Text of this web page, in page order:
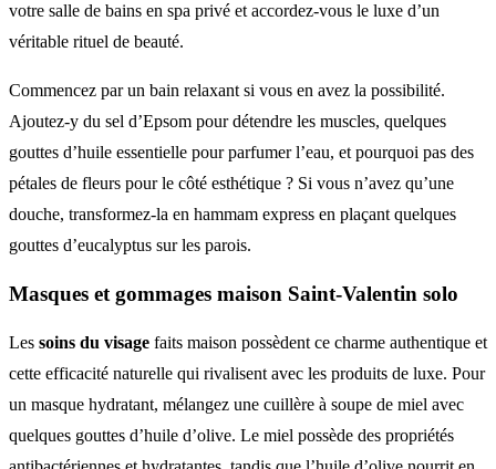
votre salle de bains en spa privé et accordez-vous le luxe d’un
véritable rituel de beauté.
Commencez par un bain relaxant si vous en avez la possibilité.
Ajoutez-y du sel d’Epsom pour détendre les muscles, quelques
gouttes d’huile essentielle pour parfumer l’eau, et pourquoi pas des
pétales de fleurs pour le côté esthétique ? Si vous n’avez qu’une
douche, transformez-la en hammam express en plaçant quelques
gouttes d’eucalyptus sur les parois.
Masques et gommages maison Saint-Valentin solo
Les soins du visage faits maison possèdent ce charme authentique et
cette efficacité naturelle qui rivalisent avec les produits de luxe. Pour
un masque hydratant, mélangez une cuillère à soupe de miel avec
quelques gouttes d’huile d’olive. Le miel possède des propriétés